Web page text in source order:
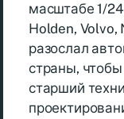
масштабе 1/
Holden, Volvo,
разослал
страны,
старший